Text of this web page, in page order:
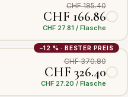
CHF 185.40
CHF 166.86
CHF 27.81 / Flasche
−12 % · BESTER PREIS
CHF 370.80
CHF 326.40
CHF 27.20 / Flasche